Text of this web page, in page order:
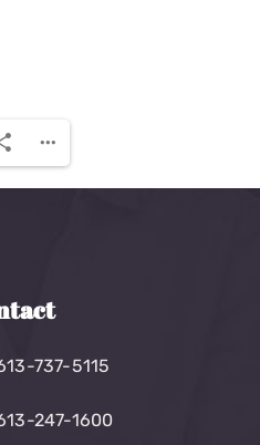
737-5115
247-1600